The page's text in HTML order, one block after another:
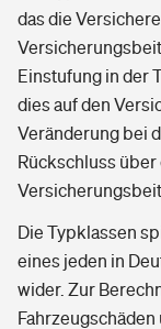
das die
Einstufung in der
dies auf den
Veränderung bei
Rückschluss
Die Typklassen
eines jeden in
wider. Zur